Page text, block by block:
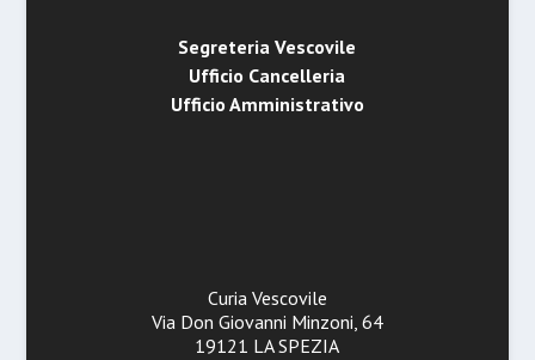
Segreteria Vescovile
Ufficio Cancelleria
Ufficio Amministrativo
Curia Vescovile
Via Don Giovanni Minzoni, 64
19121 LA SPEZIA